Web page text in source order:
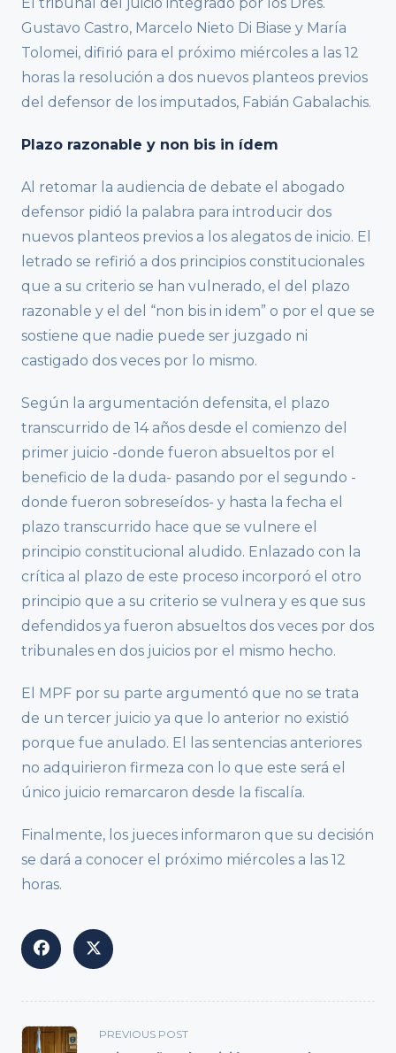
Gustavo Castro, Marcelo Nieto Di Biase y María
Tolomei, difirió para el próximo miércoles a las 12
horas la resolución a dos nuevos planteos previos
del defensor de los imputados, Fabián Gabalachis.
Plazo razonable y non bis in ídem
Al retomar la audiencia de debate el abogado
defensor pidió la palabra para introducir dos
nuevos planteos previos a los alegatos de inicio. El
letrado se refirió a dos principios constitucionales
que a su criterio se han vulnerado, el del plazo
razonable y el del “non bis in idem” o por el que se
sostiene que nadie puede ser juzgado ni
castigado dos veces por lo mismo.
Según la argumentación defensita, el plazo
transcurrido de 14 años desde el comienzo del
primer juicio -donde fueron absueltos por el
beneficio de la duda- pasando por el segundo -
donde fueron sobreseídos- y hasta la fecha el
plazo transcurrido hace que se vulnere el
principio constitucional aludido. Enlazado con la
crítica al plazo de este proceso incorporó el otro
principio que a su criterio se vulnera y es que sus
defendidos ya fueron absueltos dos veces por dos
tribunales en dos juicios por el mismo hecho.
El MPF por su parte argumentó que no se trata
de un tercer juicio ya que lo anterior no existió
porque fue anulado. El las sentencias anteriores
no adquirieron firmeza con lo que este será el
único juicio remarcaron desde la fiscalía.
Finalmente, los jueces informaron que su decisión
se dará a conocer el próximo miércoles a las 12
horas.
<span
PREVIOUS POST